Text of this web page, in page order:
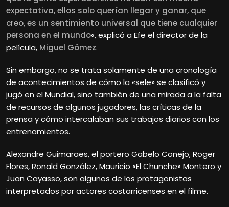
expectativa, ellos solo querían llegar y ganar, que
creo, es un sentimiento universal que tiene cualquier
persona en el mundo«, explicó a Efe el director de la
película, Miguel Gómez.
Sin embargo, no se trata solamente de una cronología
de acontecimientos de cómo la «sele» se clasificó y
jugó en el Mundial, sino también de una mirada a la falta
de recursos de algunos jugadores, las críticas de la
prensa y cómo intercalaban sus trabajos diarios con los
entrenamientos.
Alexandre Guimaraes, el portero Gabelo Conejo, Roger
Flores, Ronald González, Mauricio «El Chunche» Montero y
Juan Cayasso, son algunos de los protagonistas
interpretados por actores costarricenses en el filme.